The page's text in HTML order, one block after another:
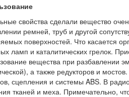
свойства сделали вещество
ремней, труб и другой
поверхностей. Что касается
ламп и каталитических грелок.
вещества при разбавлении
а также редукторов и
сцепления и системы ABS. В
тканей и меха. Примечательно,